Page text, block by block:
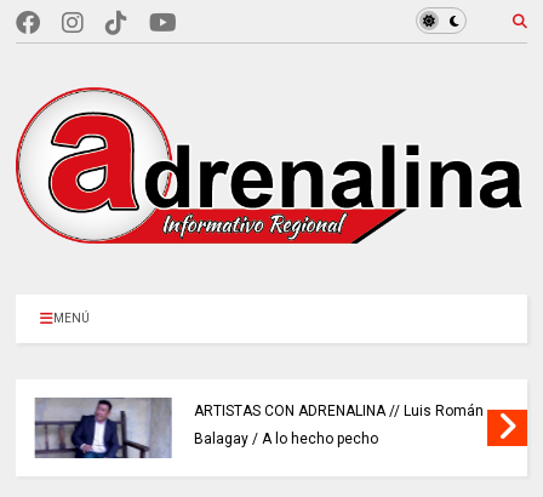
MENÚ
ARTISTAS CON ADRENALINA // Luis Román
Balagay / A lo hecho pecho